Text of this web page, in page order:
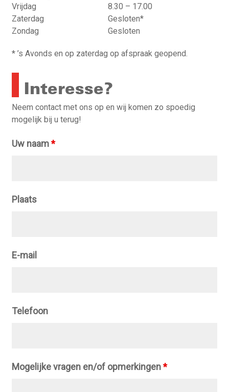
Vrijdag
8.30 – 17.00
Zaterdag
Gesloten*
Zondag
Gesloten
* ’s Avonds en op zaterdag op afspraak geopend.
Interesse?
Neem contact met ons op en wij komen zo spoedig
mogelijk bij u terug!
Uw naam*
Plaats
E-mail
Telefoon
Mogelijke vragen en/of opmerkingen*